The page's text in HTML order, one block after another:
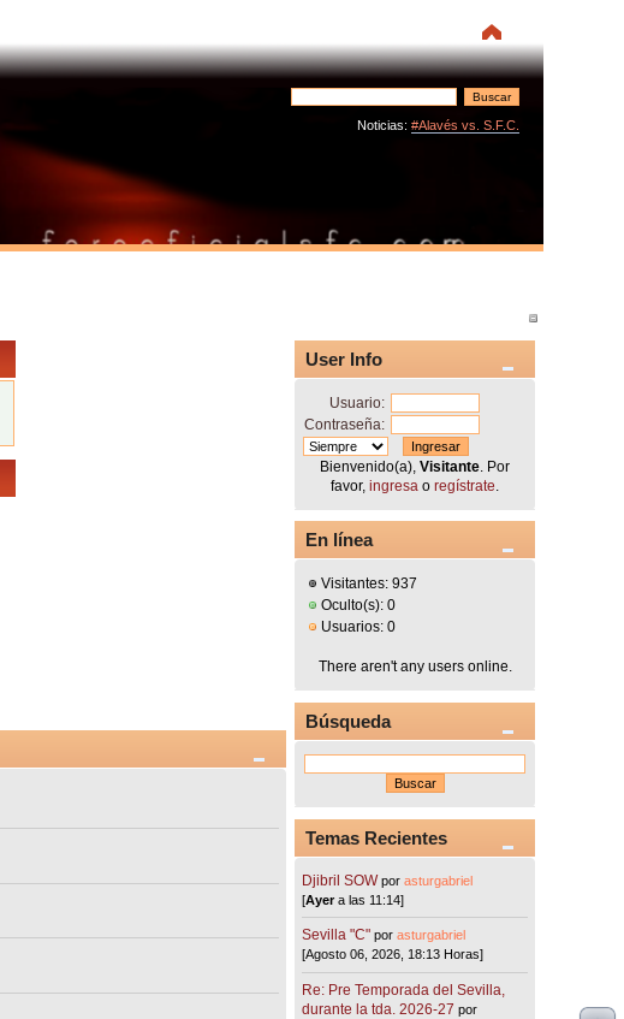
Noticias: #Alavés vs. S.F.C.
User Info
Usuario:
Contraseña:
Bienvenido(a),Visitante . Por
favor,ingresa oregístrate
En línea
Visitantes: 937
Oculto(s): 0
Usuarios: 0
There aren't any users online.
Búsqueda
Temas Recientes
Djibril SOW porasturgabriel
[Ayera las 11:14]
Sevilla "C"porasturgabriel
[Agosto 06, 2026, 18:13 Horas]
Re: Pre Temporada del Sevilla,
durante la tda. 2026-27 por